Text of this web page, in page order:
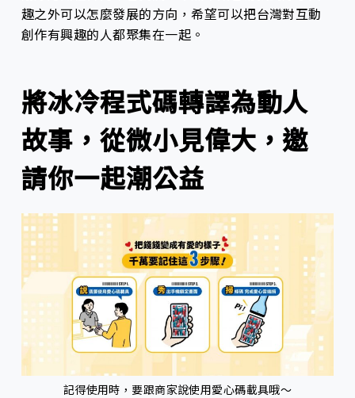
趣之外可以怎麼發展的方向，希望可以把台灣對互動
創作有興趣的人都聚集在一起。
將冰冷程式碼轉譯為動人
故事，從微小見偉大，邀
請你一起潮公益
記得使用時，要跟商家說使用愛心碼載具哦～